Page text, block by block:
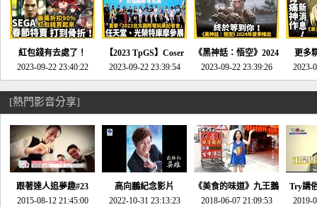
20230125
紅包錢有去處了！
SEGA春節特賣 超過85
款遊戲打到骨折-電玩
宅速配20230119
2023-09-22 23:40:22
【2023 TpGS】Coser
和Show Girl搶先看！
直擊展前記者會-電玩
2023-09-22 23:39:54
《黑神話：悟空》2024
年夏季推出！確定不會
延期齁？-電玩宅速配
2023-09-22 23:39:26
更多
《來
金鄉
2023-
[熱門影音分享]
跟著達人追夢趣#23
promo-我想開間咖啡
2015-08-12 21:45:00
高向鵬紀念影片
2022-10-31 23:13:23
《美食的味道》九王鵝
肉
2018-06-07 21:09:53
Try講
2019-